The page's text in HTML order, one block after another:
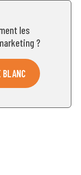
les
?
BLANC